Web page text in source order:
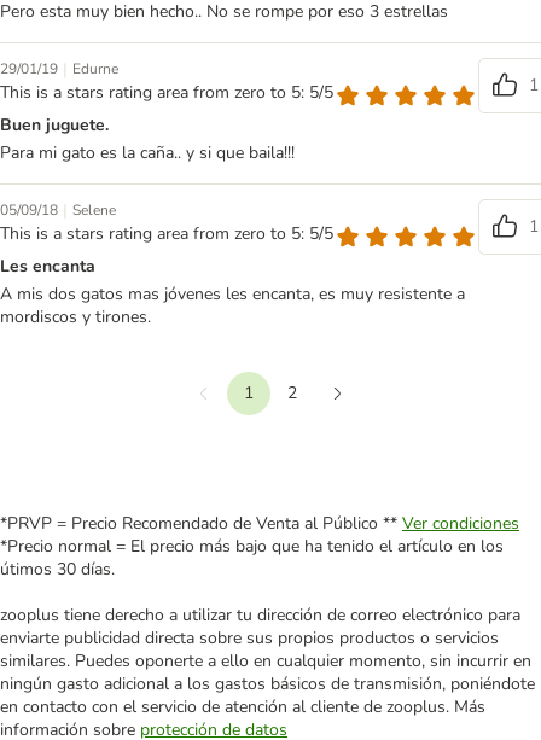
Pero esta muy bien hecho.. No se rompe por eso 3 estrellas
29/01/19 | Edurne
This is a stars rating area from zero to 5: 5/5
1
Buen juguete.
Para mi gato es la caña.. y si que baila!!!
05/09/18 | Selene
This is a stars rating area from zero to 5: 5/5
1
Les encanta
A mis dos gatos mas jóvenes les encanta, es muy resistente a
mordiscos y tirones.
Anterior
1
2
*PRVP = Precio Recomendado de Venta al Público ** Ver condiciones
*Precio normal = El precio más bajo que ha tenido el artículo en los
útimos 30 días.
zooplus tiene derecho a utilizar tu dirección de correo electrónico para
enviarte publicidad directa sobre sus propios productos o servicios
similares. Puedes oponerte a ello en cualquier momento, sin incurrir en
ningún gasto adicional a los gastos básicos de transmisión, poniéndote
en contacto con el servicio de atención al cliente de zooplus. Más
información sobre protección de datos